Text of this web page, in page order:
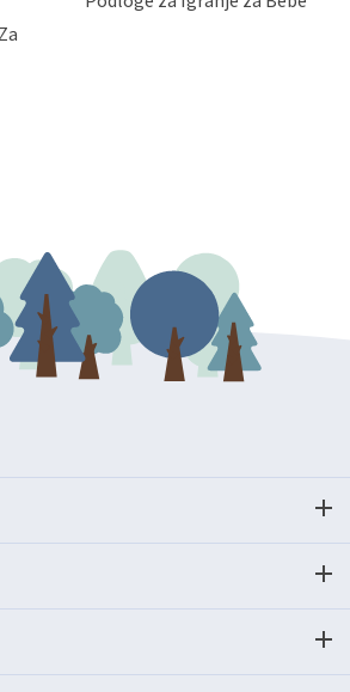
aktivnosti obrade Vaših osobnih
privole možete podnijeti poštom na
adresu ili e-mailom na adresu: